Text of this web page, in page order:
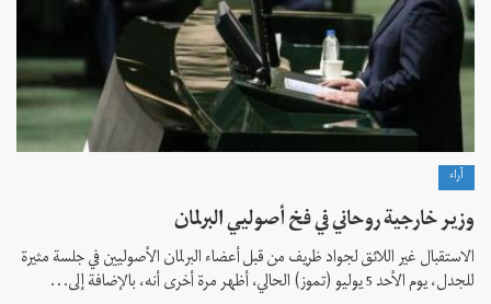
آراء
وزير خارجية روحاني في فخ أصوليي البرلمان
الاستقبال غير اللائق لجواد ظريف من قبل أعضاء البرلمان الأصوليين في جلسة مثيرة
للجدل، يوم الأحد 5 يوليو (تموز) الحالي، أظهر مرة أخرى أنه، بالإضافة إلى...